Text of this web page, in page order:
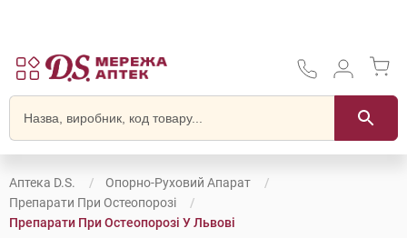
Аптека D.S.
Опорно-Руховий Апарат
Препарати При Остеопорозі
Препарати При Остеопорозі У Львові